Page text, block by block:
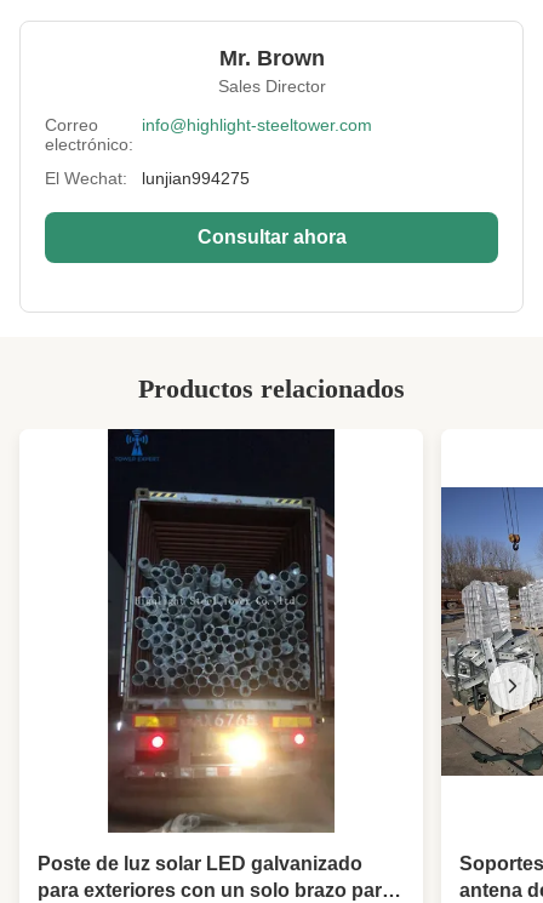
Height: 0-300m
celosía de 4 patas
Certification: SGS, CE, ISO
Treatment:
Voltage: 10-500kv-1.000V
Rotation Angle: 0-60 grados o callejón sin salida
Norminal Height: Personalizado
Foundation Type:
Según el requisito del cliente
Climbing Ladder: Externo
Wind Resistance: Hasta 340 kilómetros por hora
torre de acero angular hdg
torre de línea de transmisión pintada,
torre de línea de transmisión hdg
Mr. Brown
Sales Director
Correo
electrónico:
info@highlight-steeltower.com
El Wechat: lunjian994275
Consultar ahora
Productos relacionados
Poste de luz solar LED galvanizado
para exteriores con un solo brazo para
antena